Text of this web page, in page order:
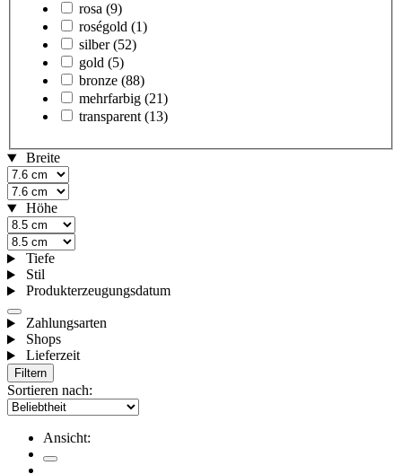
rosa (9)
roségold (1)
silber (52)
gold (5)
bronze (88)
mehrfarbig (21)
transparent (13)
Breite
Höhe
Tiefe
Stil
Produkterzeugungsdatum
Zahlungsarten
Shops
Lieferzeit
Filtern
Sortieren nach:
Ansicht: